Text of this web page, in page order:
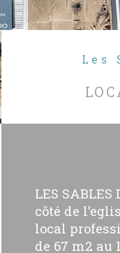
Les Sables d'Olonne
LES
côté de
local
de 67 m2 au